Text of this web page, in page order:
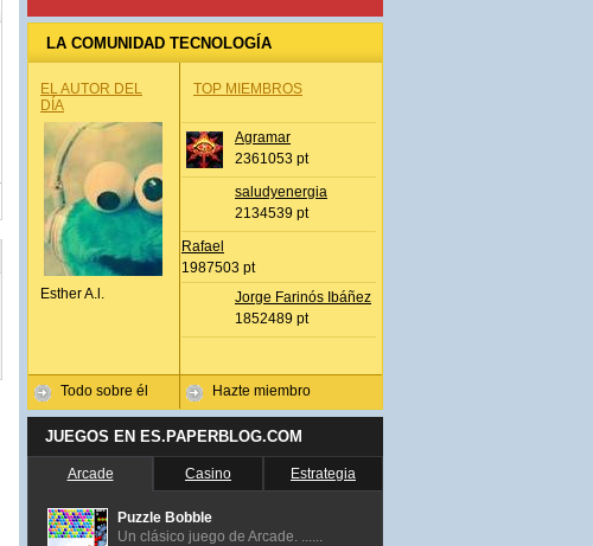
LA COMUNIDAD TECNOLOGÍA
EL AUTOR DEL
DÍA
Esther A.l.
Todo sobre él
TOP MIEMBROS
Agramar
2361053 pt
saludyenergia
2134539 pt
Rafael
1987503 pt
Jorge Farinós Ibáñez
1852489 pt
Hazte miembro
JUEGOS EN ES.PAPERBLOG.COM
Arcade Casino Estrategia
Puzzle Bobble
Un clásico juego de Arcade. ......